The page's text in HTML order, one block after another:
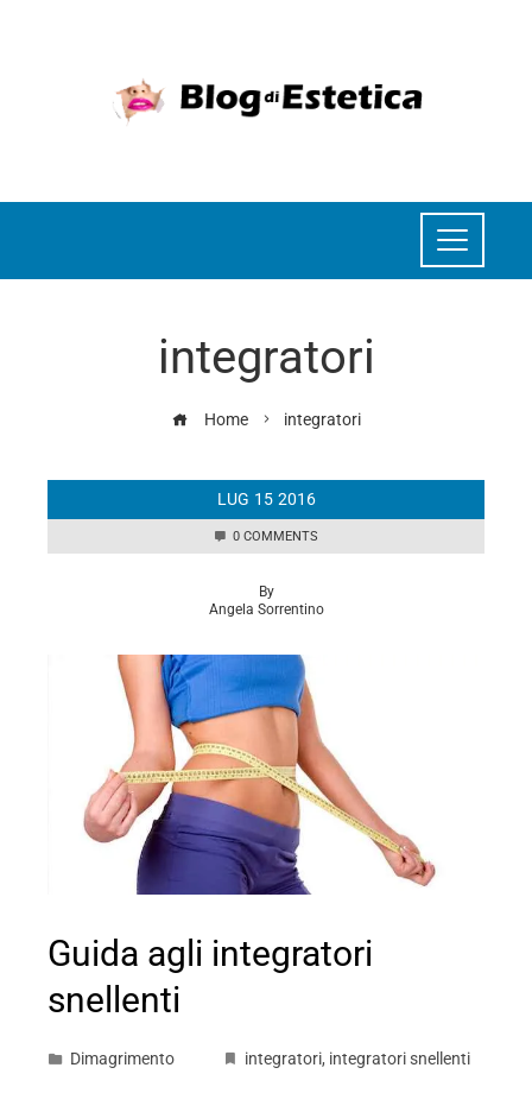
integratori
Home integratori
LUG 15 2016
0 COMMENTS
By
Angela Sorrentino
Guida agli integratori
snellenti
Dimagrimento integratori, integratori snellenti